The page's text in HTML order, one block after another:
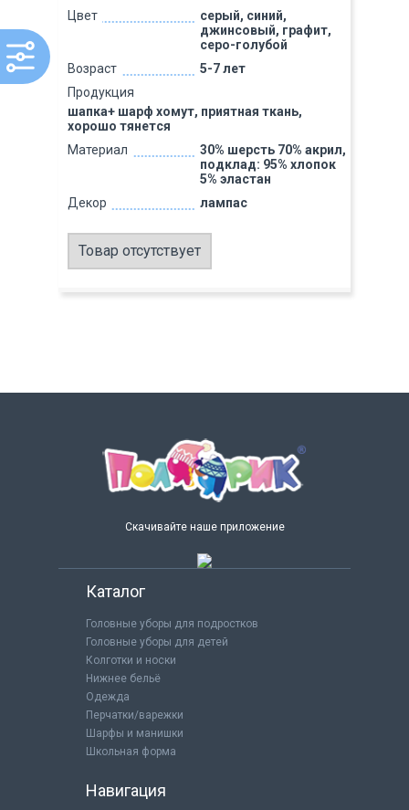
Цвет
серый, синий,
джинсовый, графит,
серо-голубой
Возраст
5-7 лет
Продукция
шапка+ шарф хомут, приятная ткань,
хорошо тянется
Материал
30% шерсть 70% акрил,
подклад: 95% хлопок
5% эластан
Декор
лампас
Товар отсутствует
Скачивайте наше приложение
Каталог
Головные уборы для подростков
Головные уборы для детей
Колготки и носки
Нижнее бельё
Одежда
Перчатки/варежки
Шарфы и манишки
Школьная форма
Навигация